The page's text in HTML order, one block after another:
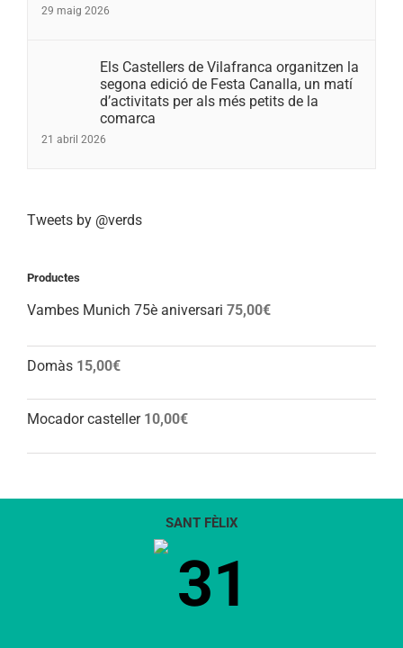
29 maig 2026
Els Castellers de Vilafranca organitzen la
segona edició de Festa Canalla, un matí
d’activitats per als més petits de la
comarca
21 abril 2026
Tweets by @verds
Productes
Vambes Munich 75è aniversari 75,00€
Domàs 15,00€
Mocador casteller 10,00€
SANT FÈLIX
31